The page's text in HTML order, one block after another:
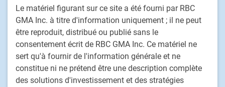
Le matériel figurant sur ce site a été fourni par RBC
GMA Inc. à titre d'information uniquement ; il ne peut
être reproduit, distribué ou publié sans le
consentement écrit de RBC GMA Inc. Ce matériel ne
sert qu'à fournir de l'information générale et ne
constitue ni ne prétend être une description complète
des solutions d'investissement et des stratégies
Stratégies de placement fondé sur le passif
Marchés privés
Placements alternatifs
Solutions multi-actifs personnalisées
Procédure de traitement des plaintes de clients